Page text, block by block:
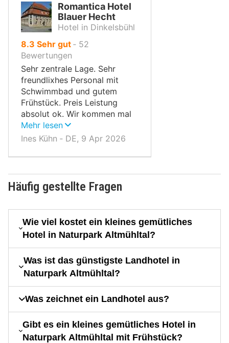
Romantica Hotel
Blauer Hecht
Hotel in Dinkelsbühl
8.3 von
10,
Sehr gut ‐ 52
Bewertungen
Sehr zentrale Lage. Sehr
freundlixhes Personal mit
Schwimmbad und gutem
Frühstück. Preis Leistung
absolut ok. Wir kommen mal
wieder.
Mehr lesen
Ines Kühn ‐ DE, 9 Apr 2026
Häufig gestellte Fragen
Wie viel kostet ein kleines gemütliches
Hotel in Naturpark Altmühltal?
Was ist das günstigste Landhotel in
Naturpark Altmühltal?
Was zeichnet ein Landhotel aus?
Gibt es ein kleines gemütliches Hotel in
Naturpark Altmühltal mit Frühstück?